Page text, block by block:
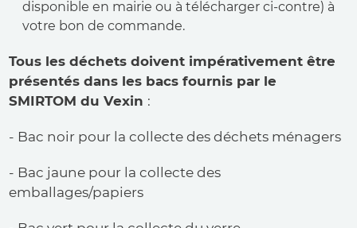
disponible en mairie ou à télécharger ci-contre) à
votre bon de commande.
Tous les déchets doivent impérativement être
présentés dans les bacs fournis par le
SMIRTOM du Vexin :
- Bac noir pour la collecte des déchets ménagers
- Bac jaune pour la collecte des
emballages/papiers